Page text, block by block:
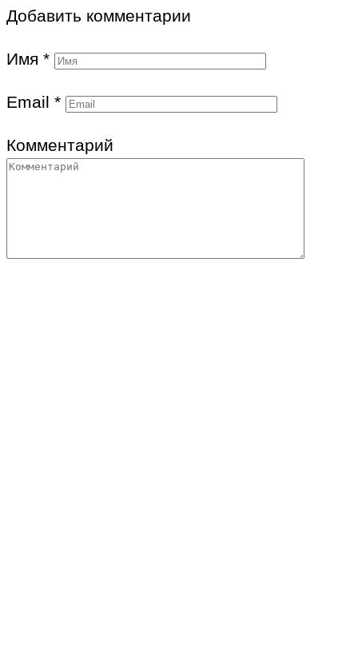
Добавить комментарии
Имя *
Email *
Комментарий